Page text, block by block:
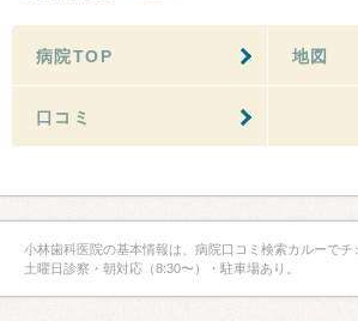
病院TOP 地図
口コミ
小林歯科医院の基本情報は、病院口コミ検索カルーでチ
土曜日診察・朝対応（8:30〜）・駐車場あり。